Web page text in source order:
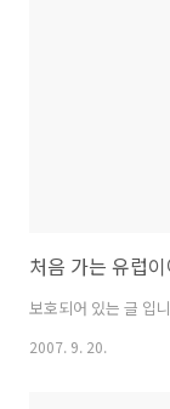
처음 가는 유럽
보호되어 있는 글 입
2007. 9. 20.